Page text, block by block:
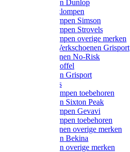
Werklaarzen Dunlop
Kunststof klompen
Schoenklompen Simson
Schoenklompen Strovels
Schoenklompen overige merken
Wandel-/ Werkschoenen Grisport
Werkschoenen No-Risk
Klomppantoffel
Werklaarzen Grisport
Accessoires
Houten klompen toebehoren
Werklaarzen Sixton Peak
Schoenklompen Gevavi
Schoenklompen toebehoren
Werkschoenen overige merken
Werklaarzen Bekina
Werklaarzen overige merken